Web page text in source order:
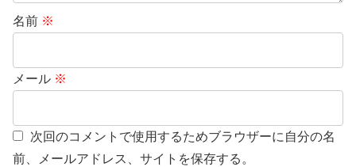
名前 ※
メール ※
次回のコメントで使用するためブラウザーに自分の名
前、メールアドレス、サイトを保存する。